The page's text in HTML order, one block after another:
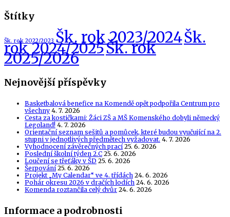
Štítky
Šk. rok 2022/2023 Šk. rok 2023/2024Šk.
rok 2024/2025Šk. rok
2025/2026
Nejnovější příspěvky
Basketbalová benefice na Komendě opět podpořila Centrum pro
všechny 4. 7. 2026
Cesta za kostičkami: Žáci ZŠ a MŠ Komenského dobyli německý
Legoland! 4. 7. 2026
Orientační seznam sešitů a pomůcek, které budou vyučující na 2.
stupni v jednotlivých předmětech vyžadovat. 4. 7. 2026
Vyhodnocení závěrečných prací 25. 6. 2026
Poslední školní týden 2.C 25. 6. 2026
Loučení se třeťáky v ŠD 25. 6. 2026
Šerpování 25. 6. 2026
Projekt „My Calendar“ ve 4. třídách 24. 6. 2026
Pohár okresu 2026 v dračích lodích 24. 6. 2026
Komenda roztančila celý dvůr 24. 6. 2026
Informace a podrobnosti